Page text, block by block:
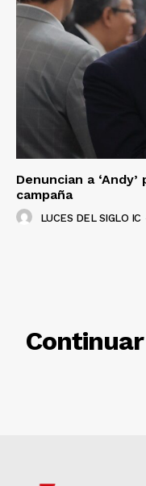
Denuncian a
campaña
LUCES DEL SIGLO IC